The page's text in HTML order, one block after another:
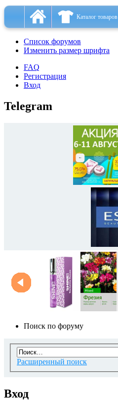
Каталог товаров
Список форумов
Изменить размер шрифта
FAQ
Регистрация
Вход
Telegram
Поиск по форуму
Расширенный поиск
Вход